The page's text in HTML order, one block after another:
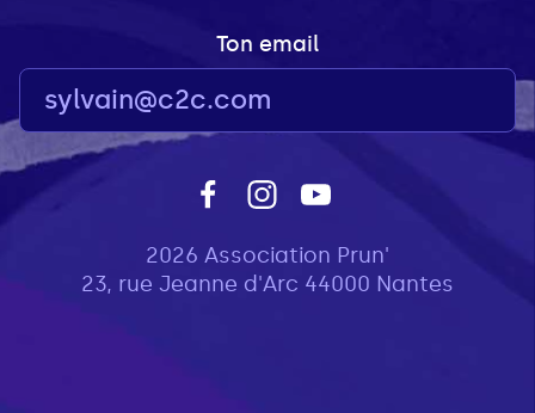
Ton email
2026 Association Prun'
23, rue Jeanne d'Arc 44000 Nantes